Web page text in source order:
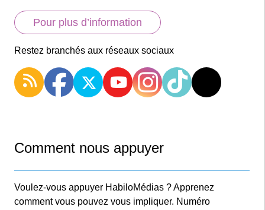
Pour plus d’information
Restez branchés aux réseaux sociaux
Comment nous appuyer
Voulez-vous appuyer HabiloMédias ? Apprenez
comment vous pouvez vous impliquer. Numéro